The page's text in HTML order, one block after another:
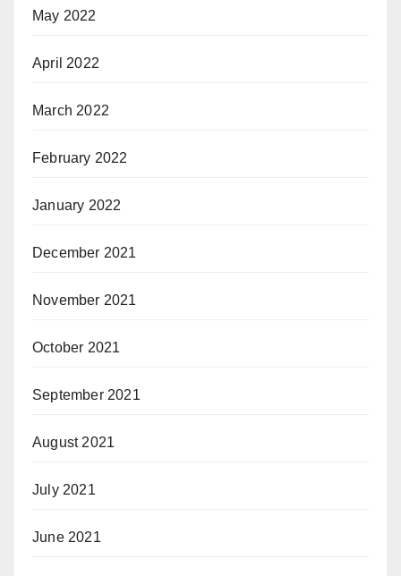
May 2022
April 2022
March 2022
February 2022
January 2022
December 2021
November 2021
October 2021
September 2021
August 2021
July 2021
June 2021